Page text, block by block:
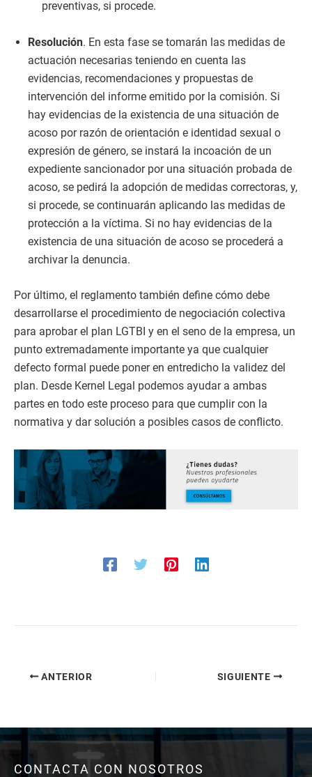
preventivas, si procede.
Resolución. En esta fase se tomarán las medidas de
actuación necesarias teniendo en cuenta las
evidencias, recomendaciones y propuestas de
intervención del informe emitido por la comisión. Si
hay evidencias de la existencia de una situación de
acoso por razón de orientación e identidad sexual o
expresión de género, se instará la incoación de un
expediente sancionador por una situación probada de
acoso, se pedirá la adopción de medidas correctoras, y,
si procede, se continuarán aplicando las medidas de
protección a la víctima. Si no hay evidencias de la
existencia de una situación de acoso se procederá a
archivar la denuncia.
Por último, el reglamento también define cómo debe
desarrollarse el procedimiento de negociación colectiva
para aprobar el plan LGTBI y en el seno de la empresa, un
punto extremadamente importante ya que cualquier
defecto formal puede poner en entredicho la validez del
plan. Desde Kernel Legal podemos ayudar a ambas
partes en todo este proceso para que cumplir con la
normativa y dar solución a posibles casos de conflicto.
ANTERIOR SIGUIENTE
CONTACTA CON NOSOTROS